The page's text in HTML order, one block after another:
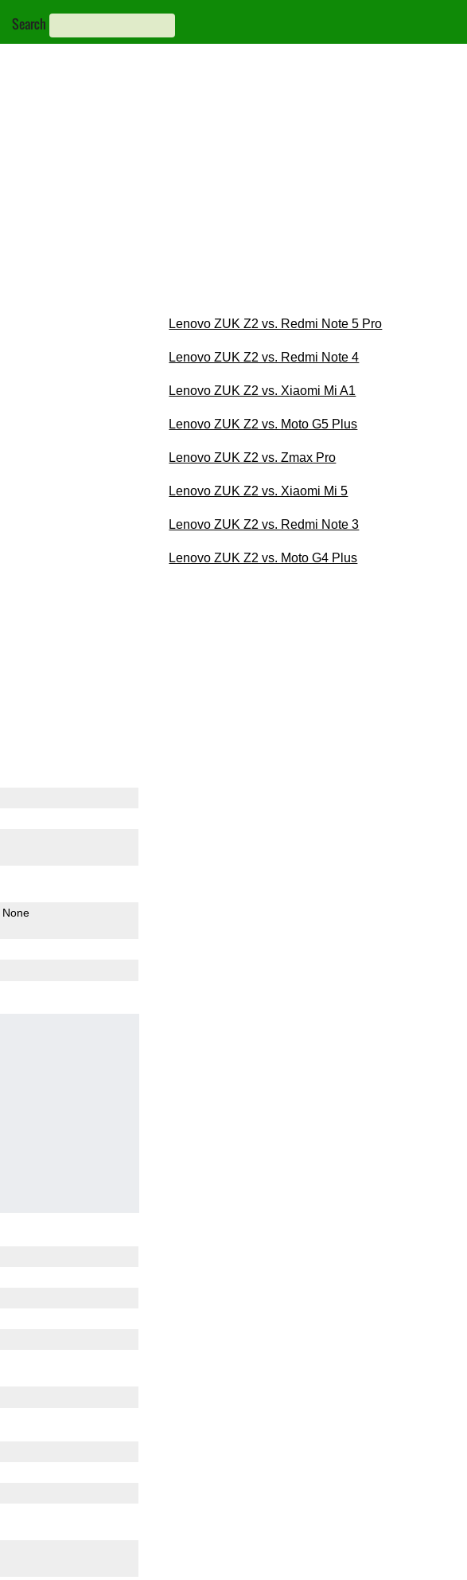
Search
None
Lenovo ZUK Z2 vs. Redmi Note 5 Pro
Lenovo ZUK Z2 vs. Redmi Note 4
Lenovo ZUK Z2 vs. Xiaomi Mi A1
Lenovo ZUK Z2 vs. Moto G5 Plus
Lenovo ZUK Z2 vs. Zmax Pro
Lenovo ZUK Z2 vs. Xiaomi Mi 5
Lenovo ZUK Z2 vs. Redmi Note 3
Lenovo ZUK Z2 vs. Moto G4 Plus